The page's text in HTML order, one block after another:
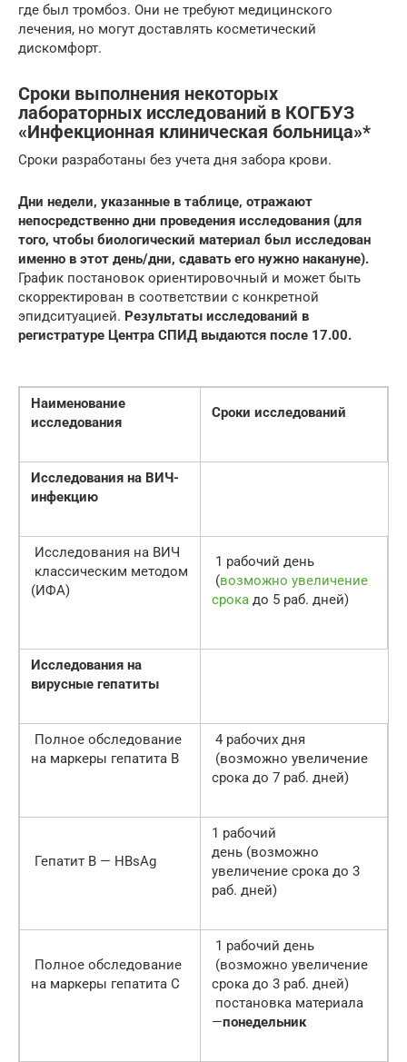
где был тромбоз. Они не требуют медицинского
лечения, но могут доставлять косметический
дискомфорт.
Сроки выполнения некоторых
лабораторных исследований в КОГБУЗ
«Инфекционная клиническая больница»*
Сроки разработаны без учета дня забора крови.
Дни недели, указанные в таблице, отражают
непосредственно дни проведения исследования (для
того, чтобы биологический материал был исследован
именно в этот день/дни, сдавать его нужно накануне).
График постановок ориентировочный и может быть
скорректирован в соответствии с конкретной
эпидситуацией. Результаты исследований в
регистратуре Центра СПИД выдаются после 17.00.
Наименование
исследования
Сроки исследований
Исследования на ВИЧ-
инфекцию
Исследования на ВИЧ
классическим методом
(ИФА)
1 рабочий день
(возможно увеличение
срока до 5 раб. дней)
Исследования на
вирусные гепатиты
Полное обследование
на маркеры гепатита В
4 рабочих дня
(возможно увеличение
срока до 7 раб. дней)
Гепатит В — HBsAg
1 рабочий
день (возможно
увеличение срока до 3
раб. дней)
Полное обследование
на маркеры гепатита C
1 рабочий день
(возможно увеличение
срока до 3 раб. дней)
постановка материала
—понедельник